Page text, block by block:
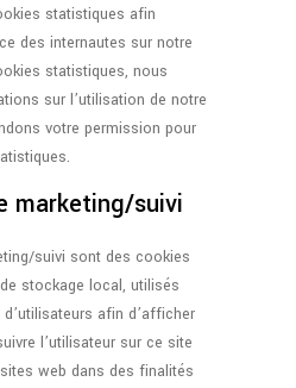
statistiques afin
des internautes sur notre
statistiques, nous
sur l’utilisation de notre
votre permission pour
marketing/suivi
suivi sont des cookies
stockage local, utilisés
afin d’afficher
l’utilisateur sur ce site
web dans des finalités